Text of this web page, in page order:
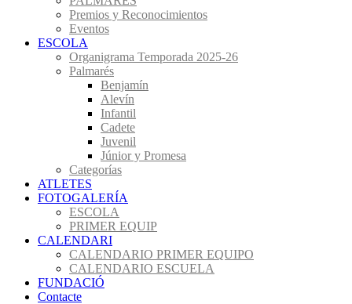
Premios y Reconocimientos
Eventos
ESCOLA
Organigrama Temporada 2025-26
Palmarés
Benjamín
Alevín
Infantil
Cadete
Juvenil
Júnior y Promesa
Categorías
ATLETES
FOTOGALERÍA
ESCOLA
PRIMER EQUIP
CALENDARI
CALENDARIO PRIMER EQUIPO
CALENDARIO ESCUELA
FUNDACIÓ
Contacte